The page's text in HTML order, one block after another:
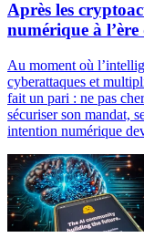
Après les
numérique à l’ère
Au moment où
cyberattaques et
fait un pari : ne pas
sécuriser son mandat,
intention numérique